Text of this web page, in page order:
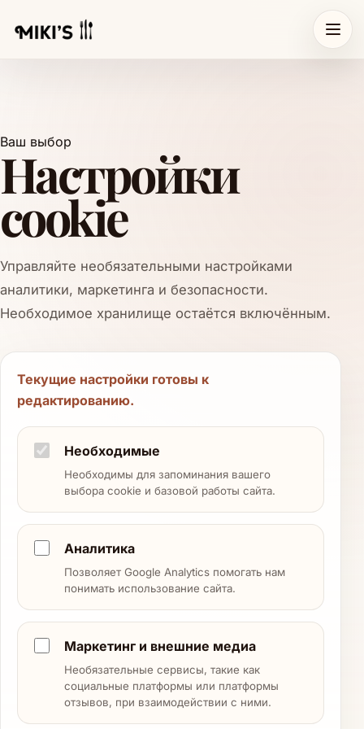
Ваш выбор
Настройки
cookie
Управляйте необязательными настройками
аналитики, маркетинга и безопасности.
Необходимое хранилище остаётся включённым.
Текущие настройки готовы к
редактированию.
Необходимые
Необходимы для запоминания вашего
выбора cookie и базовой работы сайта.
Аналитика
Позволяет Google Analytics помогать нам
понимать использование сайта.
Маркетинг и внешние медиа
Необязательные сервисы, такие как
социальные платформы или платформы
отзывов, при взаимодействии с ними.